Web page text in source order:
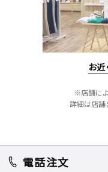
お
※店舗に
詳細は店舗
電話注文